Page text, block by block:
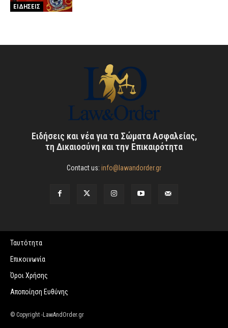
ΕΙΔΗΣΕΙΣ
Ειδήσεις και νέα για τα Σώματα Ασφαλείας,
τη Δικαιοσύνη και την Επικαιρότητα
Contact us: info@lawandorder.gr
Ταυτότητα
Επικοινωνία
Όροι Χρήσης
Αποποίηση Ευθύνης
© Copyright -LawAndOrder.gr